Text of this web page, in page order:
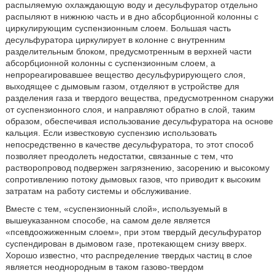
распыляемую охлаждающую воду и десульфуратор отдельно
распыляют в нижнюю часть и в дно абсорбционной колонны с
циркулирующим суспензионным слоем. Большая часть
десульфуратора циркулирует в колонне с внутренним
разделительным блоком, предусмотренным в верхней части
абсорбционной колонны с суспензионным слоем, а
непрореагировавшее вещество десульфурирующего слоя,
выходящее с дымовым газом, отделяют в устройстве для
разделения газа и твердого вещества, предусмотренном снаружи
от суспензионного слоя, и направляют обратно в слой, таким
образом, обеспечивая использование десульфуратора на основе
кальция. Если известковую суспензию использовать
непосредственно в качестве десульфуратора, то этот способ
позволяет преодолеть недостатки, связанные с тем, что
растворопровод подвержен загрязнению, засорению и высокому
сопротивлению потоку дымовых газов, что приводит к высоким
затратам на работу системы и обслуживание.
Вместе с тем, «суспензионный слой», используемый в
вышеуказанном способе, на самом деле является
«псевдоожиженным слоем», при этом твердый десульфуратор
суспендирован в дымовом газе, протекающем снизу вверх.
Хорошо известно, что распределение твердых частиц в слое
является неоднородным в таком газово-твердом